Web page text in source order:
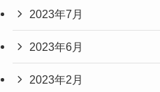
2023年7月
2023年6月
2023年2月